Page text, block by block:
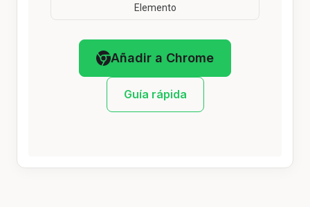
Elemento
Añadir a Chrome
Guía rápida